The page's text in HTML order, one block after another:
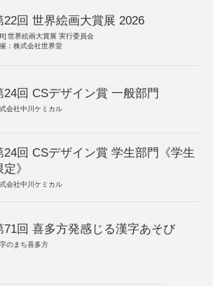
22回 世界絵画大賞展 2026
世界絵画大賞展 実行委員会
：株式会社世界堂
24回 CSデザイン賞 一般部門
会社中川ケミカル
24回 CSデザイン賞 学生部門《学生
定》
会社中川ケミカル
71回 喜多方発感じる漢字あそび
のまち喜多方